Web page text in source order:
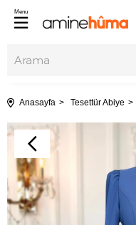
Menu
Anasayfa Tesettür Abiye